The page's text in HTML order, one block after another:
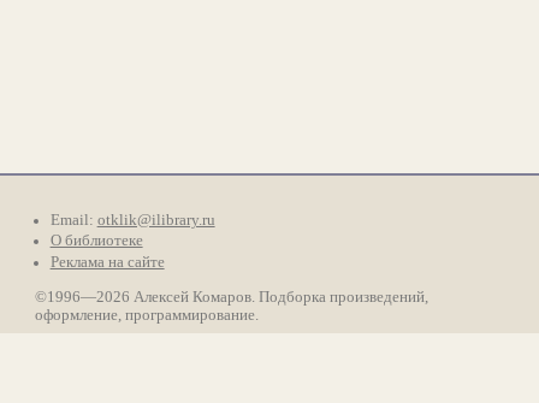
Email: otklik@ilibrary.ru
О библиотеке
Реклама на сайте
©1996—2026 Алексей Комаров. Подборка произведений,
оформление, программирование.